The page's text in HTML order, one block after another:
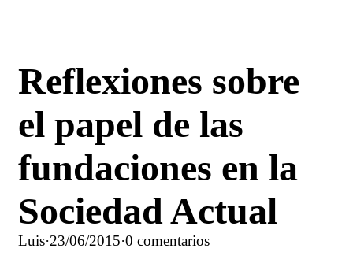
Reflexiones sobre
el papel de las
fundaciones en la
Sociedad Actual
Luis·23/06/2015·0 comentarios